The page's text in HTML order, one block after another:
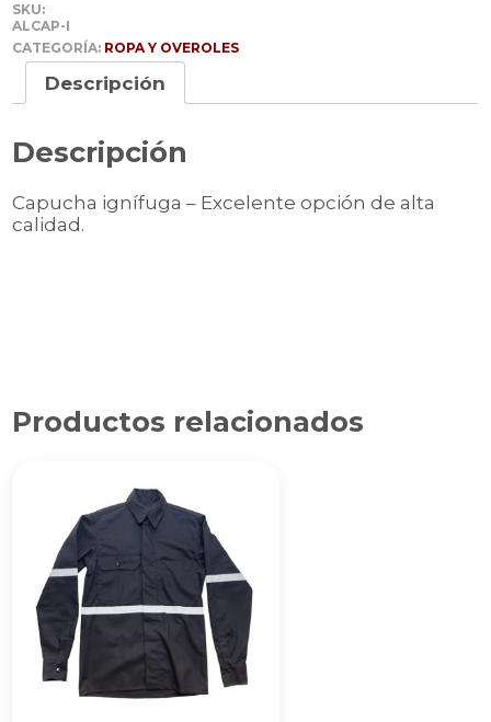
SKU:
ALCAP-I
CATEGORÍA: ROPA Y OVEROLES
Descripción
Descripción
Capucha ignífuga – Excelente opción de alta
calidad.
Productos relacionados